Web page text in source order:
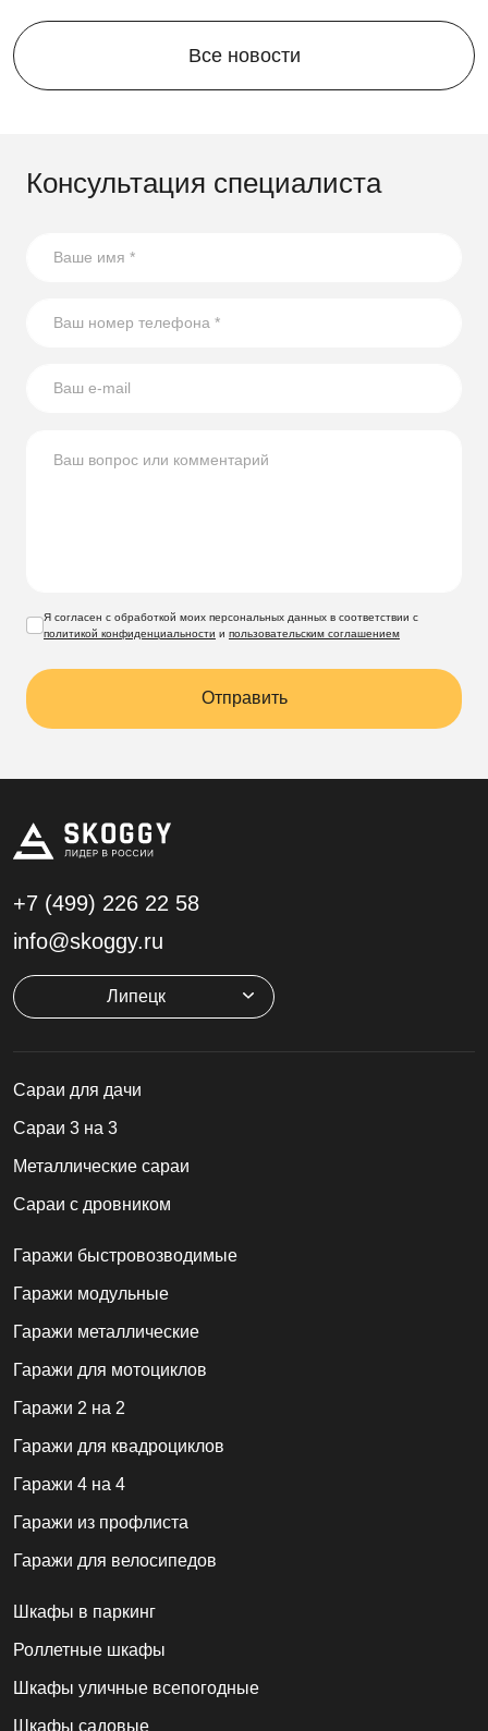
Все новости
Консультация специалиста
Я согласен с обработкой моих персональных данных в соответствии с
политикой конфиденциальности и пользовательским соглашением
Отправить
+7 (499) 226 22 58
info@skoggy.ru
Липецк
Cараи для дачи
Сараи 3 на 3
Металлические сараи
Сараи с дровником
Гаражи быстровозводимые
Гаражи модульные
Гаражи металлические
Гаражи для мотоциклов
Гаражи 2 на 2
Гаражи для квадроциклов
Гаражи 4 на 4
Гаражи из профлиста
Гаражи для велосипедов
Шкафы в паркинг
Роллетные шкафы
Шкафы уличные всепогодные
Шкафы садовые